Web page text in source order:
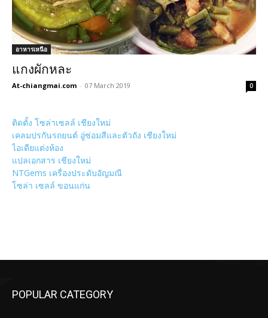
อาหารเหนือ
แกงผักหละ
At-chiangmai.com - 07 March 2019 0
ติดตั้ง โซล่าเซลล์ เชียงใหม่
เคลมปรกันรถยนต์ อู่ซ่อมสีและตัวถัง เชียงใหม่
ไอเดียแต่งห้อง
แปลเอกสาร เชียงใหม่
NTGems เครื่องประดับอัญมณี
โซล่า เซลล์ ขอนแก่น
POPULAR CATEGORY